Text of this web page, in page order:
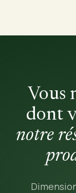
Vous
dont
notre